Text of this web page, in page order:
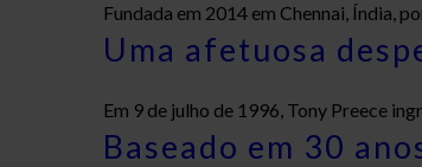
Fundada em 2014 em Chennai, Índia,
Uma afetuosa
Em 9 de julho de 1996, Tony Preece
Baseado em 30